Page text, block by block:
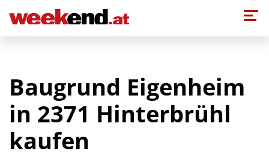
Baugrund Eigenheim
in 2371 Hinterbrühl
kaufen